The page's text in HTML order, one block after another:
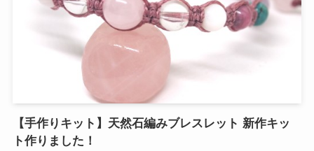
【手作りキット】天然石編みブレスレット 新作キッ
ト作りました！